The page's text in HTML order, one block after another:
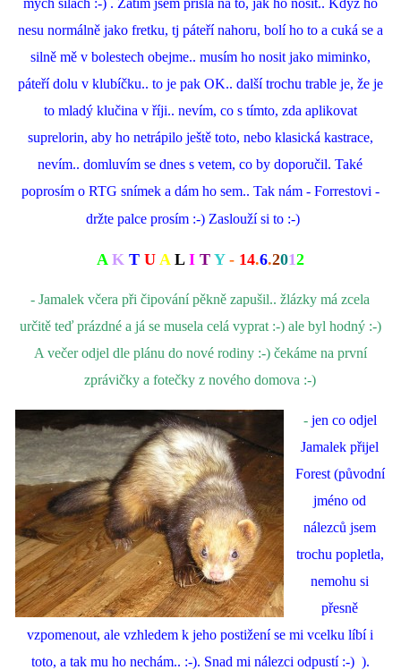
mých silách :-) . Zatím jsem přišla na to, jak ho nosit.. Když ho
nesu normálně jako fretku, tj páteří nahoru, bolí ho to a cuká se a
silně mě v bolestech obejme.. musím ho nosit jako miminko,
páteří dolu v klubíčku.. to je pak OK.. další trochu trable je, že je
to mladý klučina v říji.. nevím, co s tímto, zda aplikovat
suprelorin, aby ho netrápilo ještě toto, nebo klasická kastrace,
nevím.. domluvím se dnes s vetem, co by doporučil. Také
poprosím o RTG snímek a dám ho sem.. Tak nám - Forrestovi -
držte palce prosím :-) Zaslouží si to :-)
AK T U A L I T Y- 14.6.2012
- Jamalek včera při čipování pěkně zapušil.. žlázky má zcela
určitě teď prázdné a já se musela celá vyprat :-) ale byl hodný :-)
A večer odjel dle plánu do nové rodiny :-) čekáme na první
zprávičky a fotečky z nového domova :-)
- jen co odjel
Jamalek přijel
Forest (původní
jméno od
nálezců jsem
trochu popletla,
nemohu si
přesně
vzpomenout, ale vzhledem k jeho postižení se mi vcelku líbí i
toto, a tak mu ho nechám.. :-). Snad mi nálezci odpustí :-) ).